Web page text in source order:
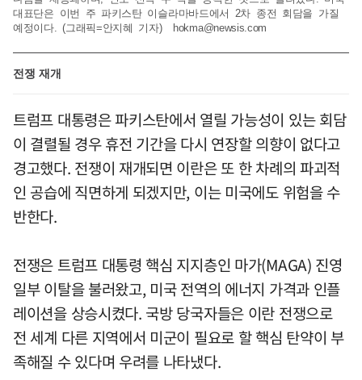
대표단은 이번 주 파키스탄 이슬라마바드에서 2차 종전 회담을 가질
예정이다. (그래픽=안지혜 기자) hokma@newsis.com
전쟁 재개
트럼프 대통령은 파키스탄에서 열릴 가능성이 있는 회담
이 결렬될 경우 휴전 기간을 다시 연장할 의향이 없다고
경고했다. 전쟁이 재개되면 이란은 또 한 차례의 파괴적
인 공습에 직면하게 되겠지만, 이는 미국에도 위험을 수
반한다.
전쟁은 트럼프 대통령 핵심 지지층인 마가(MAGA) 진영
일부 이탈을 불러왔고, 미국 전역의 에너지 가격과 인플
레이션을 상승시켰다. 국방 당국자들은 이란 전쟁으로
전 세계 다른 지역에서 미군이 필요로 할 핵심 탄약이 부
족해질 수 있다며 우려를 나타냈다.